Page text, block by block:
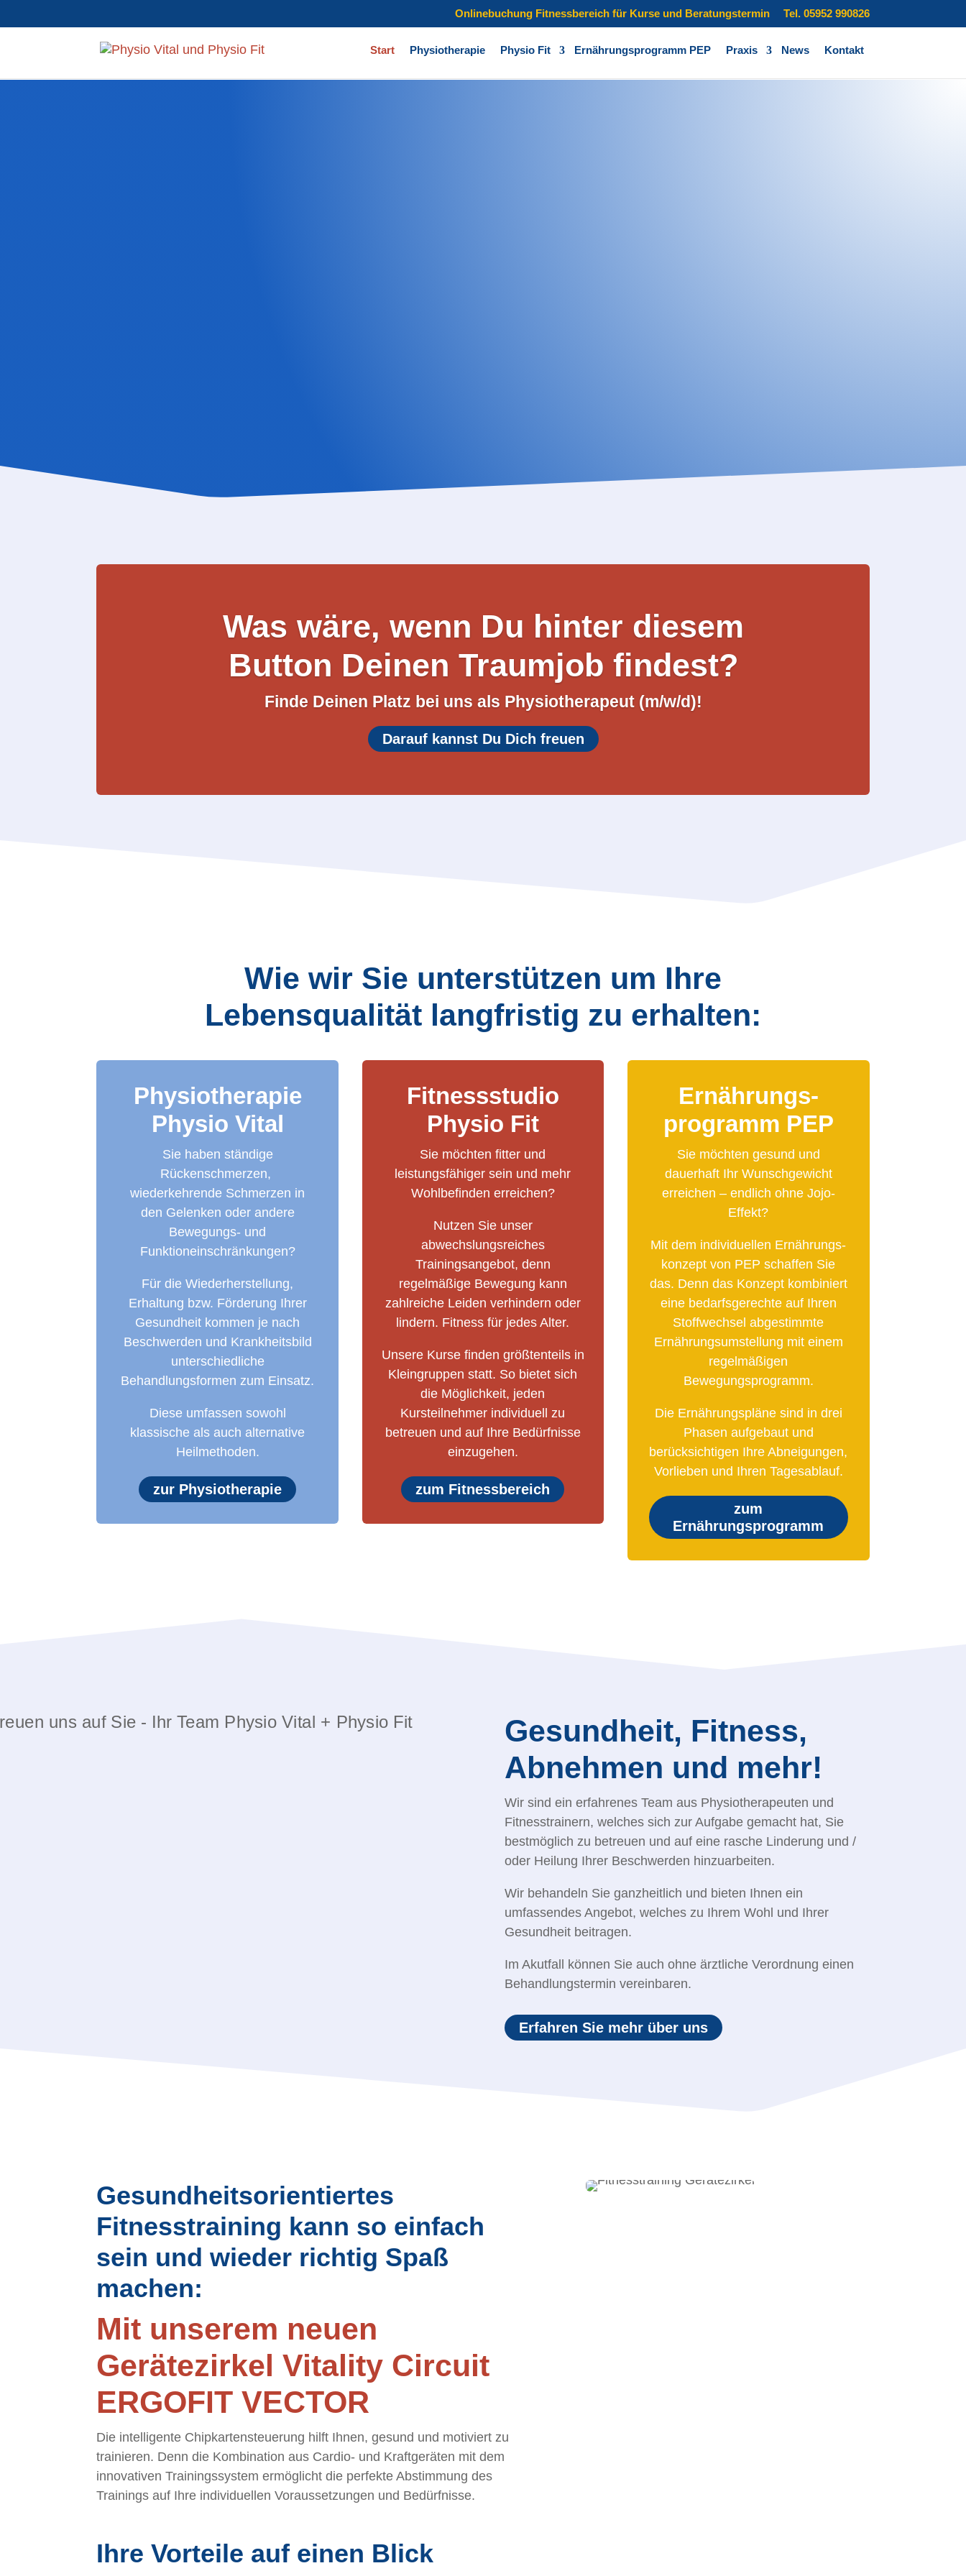
Onlinebuchung Fitnessbereich für Kurse und Beratungstermin Tel. 05952 990826
Start Physiotherapie Physio Fit Ernährungsprogramm PEP Praxis News Kontakt
Was wäre, wenn Du hinter diesem
Button Deinen Traumjob findest?
Finde Deinen Platz bei uns als Physiotherapeut (m/w/d)!
Darauf kannst Du Dich freuen
Wie wir Sie unterstützen um Ihre
Lebensqualität langfristig zu erhalten:
Physiotherapie
Physio Vital
Sie haben ständige
Rückenschmerzen,
wiederkehrende Schmerzen in
den Gelenken oder andere
Bewegungs- und
Funktioneinschränkungen?
Für die Wiederherstellung,
Erhaltung bzw. Förderung Ihrer
Gesundheit kommen je nach
Beschwerden und Krankheitsbild
unterschiedliche
Behandlungsformen zum Einsatz.
Diese umfassen sowohl
klassische als auch alternative
Heilmethoden.
zur Physiotherapie
Fitnessstudio
Physio Fit
Sie möchten fitter und
leistungsfähiger sein und mehr
Wohlbefinden erreichen?
Nutzen Sie unser
abwechslungsreiches
Trainingsangebot, denn
regelmäßige Bewegung kann
zahlreiche Leiden verhindern oder
lindern. Fitness für jedes Alter.
Unsere Kurse finden größtenteils in
Kleingruppen statt. So bietet sich
die Möglichkeit, jeden
Kursteilnehmer individuell zu
betreuen und auf Ihre Bedürfnisse
einzugehen.
zum Fitnessbereich
Ernährungs­
programm PEP
Sie möchten gesund und
dauerhaft Ihr Wunschgewicht
erreichen – endlich ohne Jojo-
Effekt?
Mit dem individuellen Ernährungs­
konzept von PEP schaffen Sie
das. Denn das Konzept kombiniert
eine bedarfsgerechte auf Ihren
Stoffwechsel abgestimmte
Ernährungsumstellung mit einem
regelmäßigen
Bewegungsprogramm.
Die Ernährungspläne sind in drei
Phasen aufgebaut und
berücksichtigen Ihre Abneigungen,
Vorlieben und Ihren Tagesablauf.
zum
Ernährungsprogramm
Gesundheit, Fitness,
Abnehmen und mehr!
Wir sind ein erfahrenes Team aus Physiotherapeuten und
Fitnesstrainern, welches sich zur Aufgabe gemacht hat, Sie
bestmöglich zu betreuen und auf eine rasche Linderung und /
oder Heilung Ihrer Beschwerden hinzuarbeiten.
Wir behandeln Sie ganzheitlich und bieten Ihnen ein
umfassendes Angebot, welches zu Ihrem Wohl und Ihrer
Gesundheit beitragen.
Im Akutfall können Sie auch ohne ärztliche Verordnung einen
Behandlungstermin vereinbaren.
Erfahren Sie mehr über uns
Gesundheitsorientier­tes
Fitnesstraining kann so einfach
sein und wieder richtig Spaß
machen:
Mit unserem neuen
Gerätezirkel Vitality Circuit
ERGOFIT VECTOR
Die intelligente Chipkarten­steuerung hilft Ihnen, gesund und motiviert zu
trainieren. Denn die Kombination aus Cardio- und Kraftgeräten mit dem
innovativen Trainingssystem ermöglicht die perfekte Abstimmung des
Trainings auf Ihre individuellen Voraussetzungen und Bedürfnisse.
Ihre Vorteile auf einen Blick